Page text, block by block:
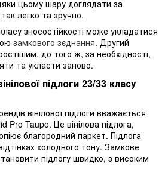
цьому шару доглядати за
легко та зручно.
зносостійкості може укладатися
замкового зєднання. Другий
до того ж, за необхідності,
та укласти заново.
підлоги 23/33 класу
вінілової підлоги вважається
Pro Taupo. Це вінілова підлога,
благородний паркет. Підлога
холодного тону. Замкове
підлогу швидко, з високим